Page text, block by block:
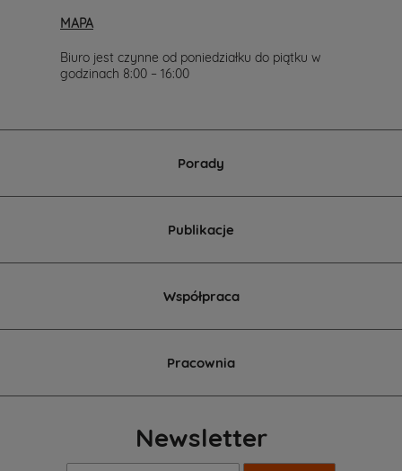
MAPA
Biuro jest czynne od poniedziałku do piątku w
godzinach 8:00 – 16:00
Porady
Publikacje
Współpraca
Pracownia
Newsletter